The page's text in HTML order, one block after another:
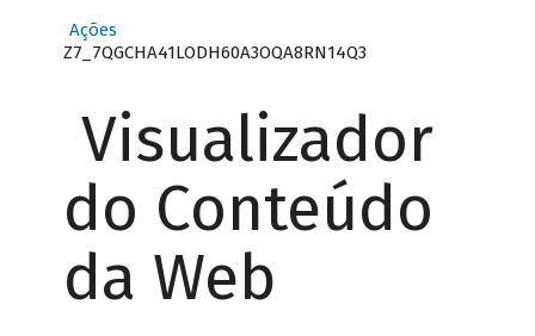
Ações
Z7_7QGCHA41LODH60A3OQA8RN14Q3
Visualizador
do Conteúdo
da Web